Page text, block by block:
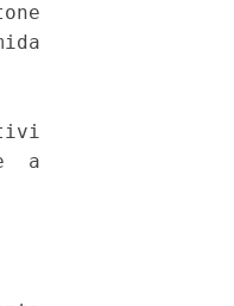
a